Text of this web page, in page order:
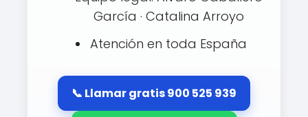
García · Catalina Arroyo
Atención en toda España
📞 Llamar gratis 900 525 939